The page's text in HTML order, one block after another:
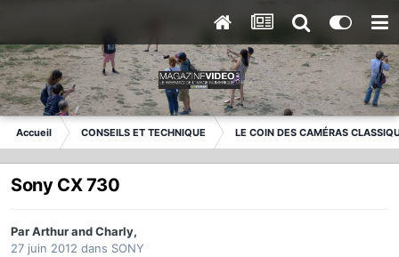
Accueil CONSEILS ET TECHNIQUE LE COIN DES CAMÉRAS
Sony CX 730
ParArthur and Charly,
27 juin 2012 dans SONY